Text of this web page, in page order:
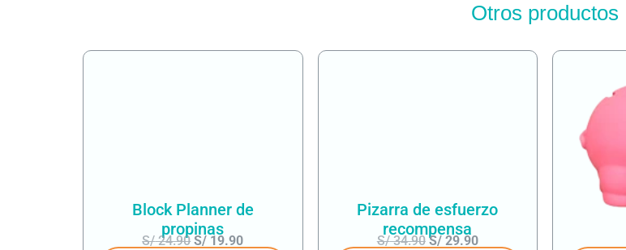
Otros productos
Block Planner de
propinas
S/24.90 S/ 19.90
Pizarra de esfuerzo
recompensa
S/34.90 S/29.90